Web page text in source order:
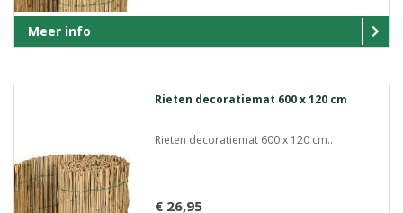
Meer info
Rieten decoratiemat 600 x 120 cm
Rieten decoratiemat 600 x 120 cm..
€ 26,95